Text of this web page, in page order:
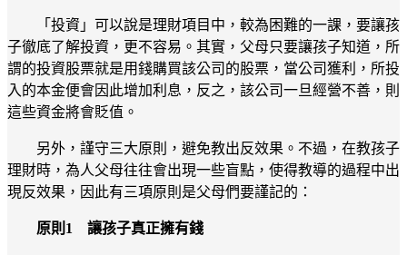
「投資」可以說是理財項目中，較為困難的一課，要讓孩
子徹底了解投資，更不容易。其實，父母只要讓孩子知道，所
謂的投資股票就是用錢購買該公司的股票，當公司獲利，所投
入的本金便會因此增加利息，反之，該公司一旦經營不善，則
這些資金將會貶值。
另外，謹守三大原則，避免教出反效果。不過，在教孩子
理財時，為人父母往往會出現一些盲點，使得教導的過程中出
現反效果，因此有三項原則是父母們要謹記的：
原則1 讓孩子真正擁有錢